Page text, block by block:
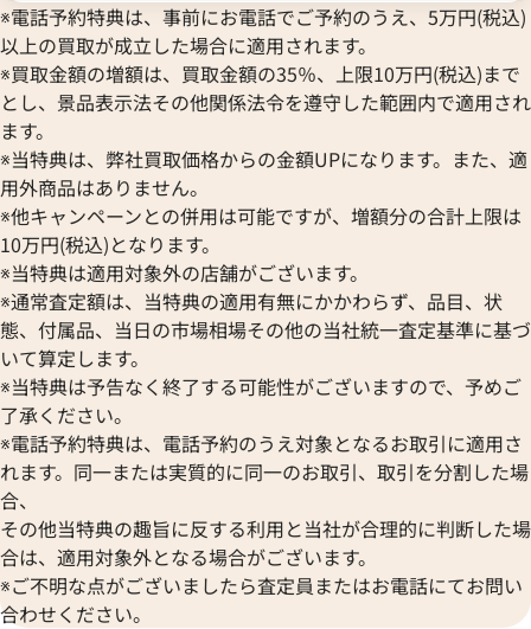
※電話予約特典は、事前にお電話でご予約のうえ、5万円(税込)
以上の買取が成立した場合に適用されます。
※買取金額の増額は、買取金額の35％、上限10万円(税込)まで
とし、景品表示法その他関係法令を遵守した範囲内で適用され
ます。
※当特典は、弊社買取価格からの金額UPになります。また、適
用外商品はありません。
※他キャンペーンとの併用は可能ですが、増額分の合計上限は
10万円(税込)となります。
※当特典は適用対象外の店舗がございます。
※通常査定額は、当特典の適用有無にかかわらず、品目、状
態、付属品、当日の市場相場その他の当社統一査定基準に基づ
いて算定します。
※当特典は予告なく終了する可能性がございますので、予めご
了承ください。
※電話予約特典は、電話予約のうえ対象となるお取引に適用さ
れます。同一または実質的に同一のお取引、取引を分割した場
合、
その他当特典の趣旨に反する利用と当社が合理的に判断した場
合は、適用対象外となる場合がございます。
※ご不明な点がございましたら査定員またはお電話にてお問い
合わせください。